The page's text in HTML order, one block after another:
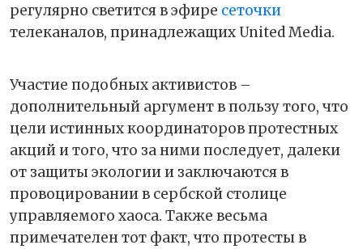
регулярно светится в эфире сеточки
телеканалов, принадлежащих United Media.
Участие подобных активистов –
дополнительный аргумент в пользу того, что
цели истинных координаторов протестных
акций и того, что за ними последует, далеки
от защиты экологии и заключаются в
провоцировании в сербской столице
управляемого хаоса. Также весьма
примечателен тот факт, что протесты в